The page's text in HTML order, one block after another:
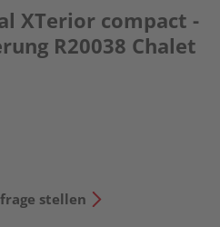
XTerior compact -
R20038 Chalet
stellen